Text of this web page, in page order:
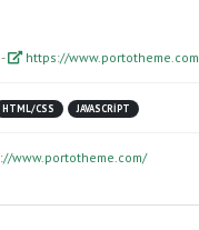
https://www.portotheme.com
HTML/CSS JAVASCRIPT
www.portotheme.com/